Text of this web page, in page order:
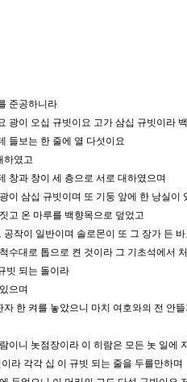
준공하니라
광이 오십 규빗이요 고가 삼십 규빗이라
들보는 한 줄에 열 다섯이요
하였고
창과 창이 세 층으로 서로 대하였으며
이 삼십 규빗이며 또 기둥 앞에 한 낭실
고 온 마루를 백향목으로 덮었고
작이 일반이며 솔로몬이 또 그 장가 든
수대로 톱으로 켠 것이라 그 기초석에서
빗 되는 돌이라
으며
한 켜를 놓았으니 마치 여호와의 전 안
이니 놋점장이라 이 히람은 모든 놋 일
라 각각 십 이 규빗 되는 줄을 두를만하며